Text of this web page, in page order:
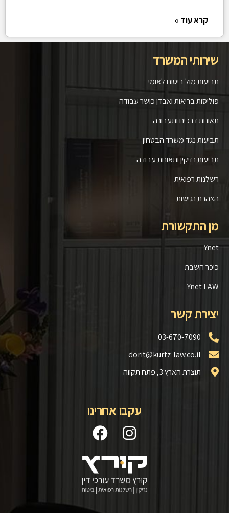
קרא עוד »
שירותי המשרד
תביעות מול ביטוח לאומי
פוליסות בריאות ואבדן כושר עבודה
תאונות דרכים ותעבורה
תביעות נגד משרד הבטחון
תביעות נזיקין ותאונות עבודה
רשלנות רפואית
הצהרת נגישות
מן התקשורת
Ynet
כיכר השבת
Ynet LAW
יצירת קשר
03-670-7090
dorit@kurtz-law.co.il
תוצרת הארץ 3, פתח תקווה
עקבו אחרינו